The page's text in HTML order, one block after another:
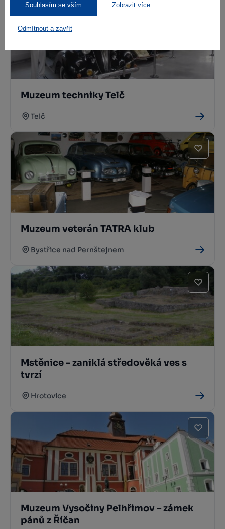
Souhlasím se vším Zobrazit více
Odmítnout a zavřít
Muzeum techniky Telč
Telč
Muzeum veterán TATRA klub
Bystřice nad Pernštejnem
Mstěnice - zaniklá středověká ves s
tvrzí
Hrotovice
Muzeum Vysočiny Pelhřimov – zámek
pánů z Říčan